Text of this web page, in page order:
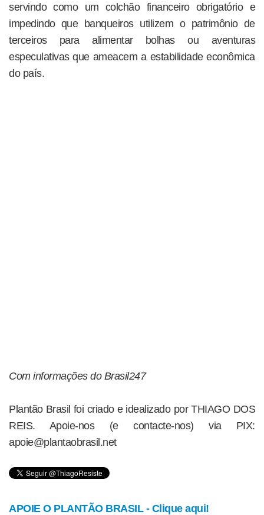
servindo como um colchão financeiro obrigatório e
impedindo que banqueiros utilizem o patrimônio de
terceiros para alimentar bolhas ou aventuras
especulativas que ameacem a estabilidade econômica
do país.
Com informações do Brasil247
Plantão Brasil foi criado e idealizado por THIAGO DOS
REIS. Apoie-nos (e contacte-nos) via PIX:
apoie@plantaobrasil.net
APOIE O PLANTÃO BRASIL - Clique aqui!